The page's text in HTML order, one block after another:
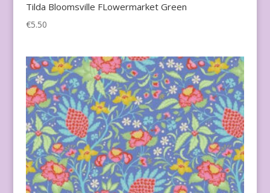
Tilda Bloomsville FLowermarket Green
€5.50